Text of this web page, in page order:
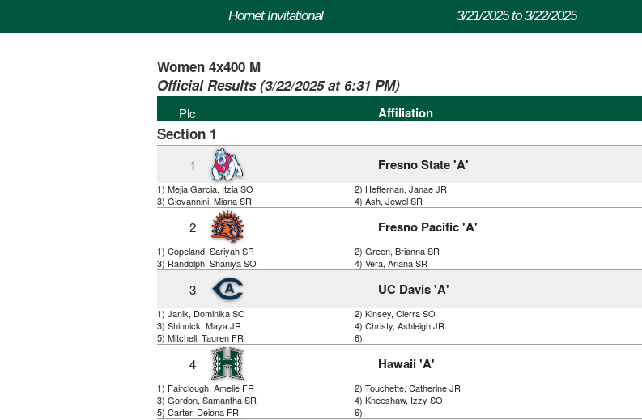
Hornet Invitational 3/21/2025 to 3/22/2025
Women 4x400 M
Official Results (3/22/2025 at 6:31 PM)
Plc Affiliation
Section 1
1 Fresno State 'A'
1) Mejia Garcia, Itzia SO
2) Heffernan, Janae JR
3) Giovannini, Miana SR
4) Ash, Jewel SR
2 Fresno Pacific 'A'
1) Copeland, Sariyah SR
2) Green, Brianna SR
3) Randolph, Shaniya SO
4) Vera, Ariana SR
3 UC Davis 'A'
1) Janik, Dominika SO
2) Kinsey, Cierra SO
3) Shinnick, Maya JR
4) Christy, Ashleigh JR
5) Mitchell, Tauren FR
6)
4 Hawaii 'A'
1) Fairclough, Amelie FR
2) Touchette, Catherine JR
3) Gordon, Samantha SR
4) Kneeshaw, Izzy SO
5) Carter, Deiona FR
6)